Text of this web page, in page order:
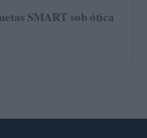
SMART sob ótica